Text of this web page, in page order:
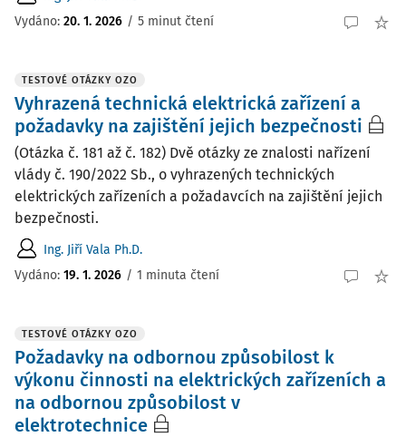
Vydáno: 20. 1. 2026 / 5 minut čtení
TESTOVÉ OTÁZKY OZO
Vyhrazená technická elektrická zařízení a
požadavky na zajištění jejich bezpečnosti
(Otázka č. 181 až č. 182) Dvě otázky ze znalosti nařízení
vlády č. 190/2022 Sb., o vyhrazených technických
elektrických zařízeních a požadavcích na zajištění jejich
bezpečnosti.
Ing. Jiří Vala Ph.D.
Vydáno: 19. 1. 2026 / 1 minuta čtení
TESTOVÉ OTÁZKY OZO
Požadavky na odbornou způsobilost k
výkonu činnosti na elektrických zařízeních a
na odbornou způsobilost v
elektrotechnice